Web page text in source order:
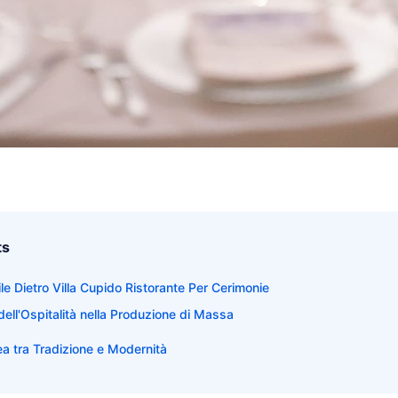
Dietro Villa Cupido Ristorante Per Cerimonie
nella Produzione di Massa
tra Tradizione e Modernità